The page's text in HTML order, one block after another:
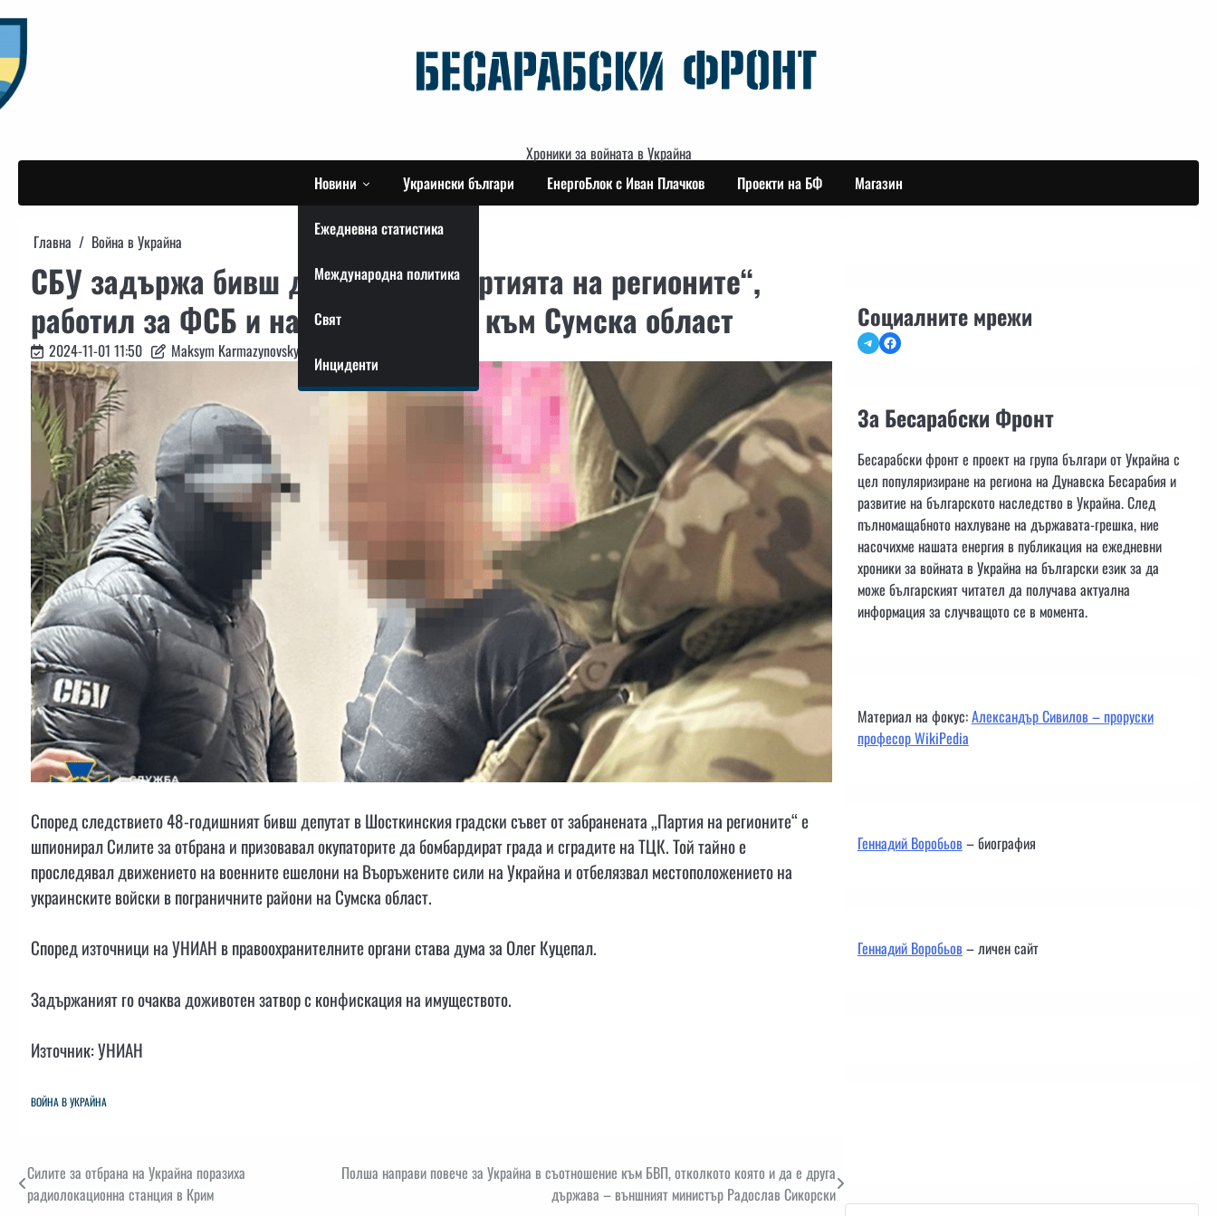
to
content
Хроники за войната в Украйна
Новини
Ежедневна статистика
Международна политика
Свят
Инциденти
Украински българи ЕнергоБлок с Иван Плачков Проекти на БФ Магазин
Главна Война в Украйна
СБУ задържа бивш депутат от „Партията на регионите“,
работил за ФСБ и насочвал удари към Сумска област
2024-11-01 11:50 Maksym Karmazynovskyi
Според следствието 48-годишният бивш депутат в Шосткинския градски съвет от забранената „Партия на регионите“ е
шпионирал Силите за отбрана и призовавал окупаторите да бомбардират града и сградите на ТЦК. Той тайно е
проследявал движението на военните ешелони на Въоръжените сили на Украйна и отбелязвал местоположението на
украинските войски в пограничните райони на Сумска област.
Според източници на УНИАН в правоохранителните органи става дума за Олег Куцепал.
Задържаният го очаква доживотен затвор с конфискация на имуществото.
Източник: УНИАН
ВОЙНА В УКРАЙНА
Навигация
Силите за отбрана на Украйна поразиха
радиолокационна станция в Крим
Полша направи повече за Украйна в съотношение към БВП, отколкото която и да е друга
държава – външният министър Радослав Сикорски
Социалните мрежи
TelegramFacebook
За Бесарабски Фронт
Бесарабски фронт е проект на група българи от Украйна с
цел популяризиране на региона на Дунавска Бесарабия и
развитие на българското наследство в Украйна. След
пълномащабното нахлуване на държавата-грешка, ние
насочихме нашата енергия в публикация на ежедневни
хроники за войната в Украйна на български език за да
може българският читател да получава актуална
информация за случващото се в момента.
Материал на фокус:Александър Сивилов – проруски
професор WikiPedia
Геннадий Воробьов– биография
Геннадий Воробьов– личен сайт